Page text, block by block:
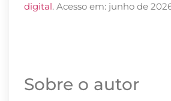
digital. Acesso em: junho de
Sobre o autor